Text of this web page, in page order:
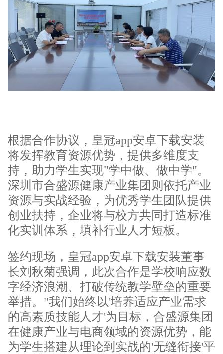
根据合作协议，皇冠app安卓下载安装
将发挥教育资源优势，提供多维度支
持，助力学生实现"学中做、做中学"。
深圳市合盛源健康产业集团则依托产业
资源与实战经验，为优秀学生团队提供
创业扶持，企业将与校方共同打造标准
化实训体系，填补行业人才短板。
签约现场，皇冠app安卓下载安装董事
长刘秋菊强调，此次合作是学校响应数
字经济浪潮、打破传统教学壁垒的重要
举措。"我们始终以'培养适应产业需求
的高素质技能人才'为目标，合盛源集团
在健康产业与电商领域的资源优势，能
为学生搭建从理论到实战的'无缝衔接'平